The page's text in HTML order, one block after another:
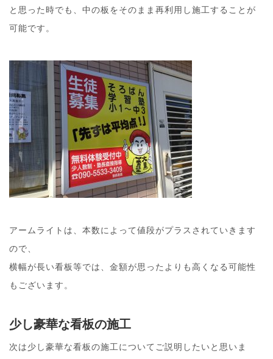
と思った時でも、中の板をそのまま再利用し施工することが
可能です。
アームライトは、本数によって値段がプラスされていきます
ので、
横幅が長い看板等では、金額が思ったよりも高くなる可能性
もございます。
少し豪華な看板の施工
次は少し豪華な看板の施工についてご説明したいと思いま